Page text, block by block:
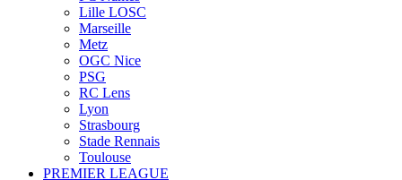
Lille LOSC
Marseille
Metz
OGC Nice
PSG
RC Lens
Lyon
Strasbourg
Stade Rennais
Toulouse
PREMIER LEAGUE